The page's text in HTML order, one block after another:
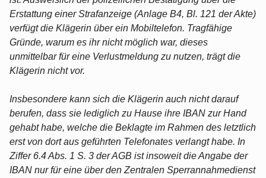
Erstattung einer Strafanzeige (Anlage B4, Bl. 121 der Akte)
verfügt die Klägerin über ein Mobiltelefon. Tragfähige
Gründe, warum es ihr nicht möglich war, dieses
unmittelbar für eine Verlustmeldung zu nutzen, trägt die
Klägerin nicht vor.
Insbesondere kann sich die Klägerin auch nicht darauf
berufen, dass sie lediglich zu Hause ihre IBAN zur Hand
gehabt habe, welche die Beklagte im Rahmen des letztlich
erst von dort aus geführten Telefonates verlangt habe. In
Ziffer 6.4 Abs. 1 S. 3 der AGB ist insoweit die Angabe der
IBAN nur für eine über den Zentralen Sperrannahmedienst